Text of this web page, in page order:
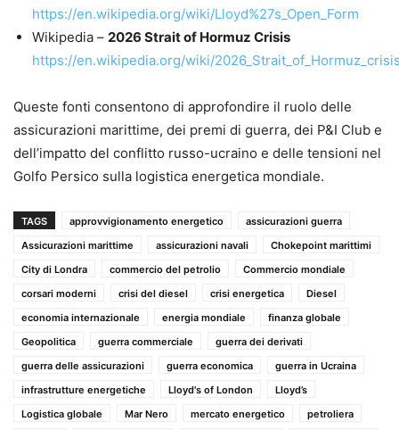
https://en.wikipedia.org/wiki/Lloyd%27s_Open_Form
Wikipedia – 2026 Strait of Hormuz Crisis
https://en.wikipedia.org/wiki/
Queste fonti consentono di approfondire il ruolo delle
assicurazioni marittime, dei premi di guerra, dei P&I Club e
dell’impatto del conflitto russo-ucraino e delle tensioni nel
Golfo Persico sulla logistica energetica mondiale.
TAGS approvvigionamento energetico
assicurazioni guerra
Assicurazioni marittime
assicurazioni navali
Chokepoint marittimi
City di Londra
commercio del petrolio
Commercio mondiale
corsari moderni
crisi del diesel crisi energetica
Diesel
economia internazionale
energia mondiale
finanza globale
Geopolitica
guerra commerciale
guerra dei derivati
guerra delle assicurazioni
guerra economica
guerra in Ucraina
infrastrutture energetiche
Lloyd's of London
Lloyd’s
Logistica globale
Mar Nero mercato energetico
petroliera